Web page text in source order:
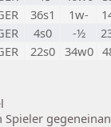
36s1 1w-
4s0 -½
22s0 34w0
Spieler